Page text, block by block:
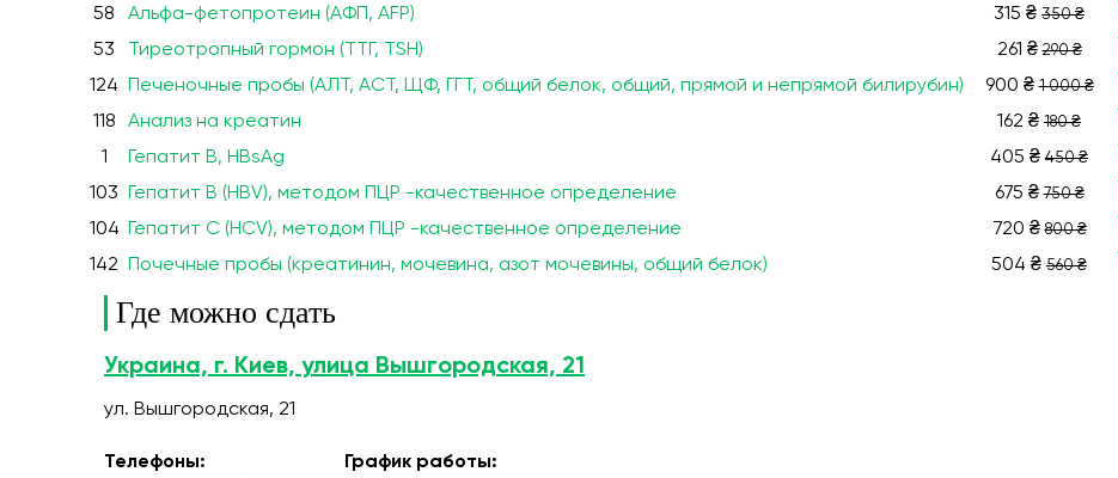
58 Альфа-фетопротеин (АФП, AFP) 315 ₴ 350 ₴
53 Тиреотропный гормон (ТТГ, TSH) 261 ₴290 ₴
124 Печеночные пробы (АЛТ, АСТ, ЩФ, ГГТ, общий белок, общий, прямой и непрямой билирубин) 900 ₴1 000 ₴
118 Анализ на креатин 162 ₴ 180 ₴
1 Гепатит В, HBsAg 405 ₴ 450 ₴
103 Гепатит В (HBV), методом ПЦР -качественное определение 675 ₴750 ₴
104 Гепатит C (HCV), методом ПЦР -качественное определение 720 ₴800 ₴
142 Почечные пробы (креатинин, мочевина, азот мочевины, общий белок) 504 ₴ 560 ₴
Где можно сдать
Украина, г. Киев, улица Вышгородская, 21
ул. Вышгородская, 21
Телефоны:
График работы: